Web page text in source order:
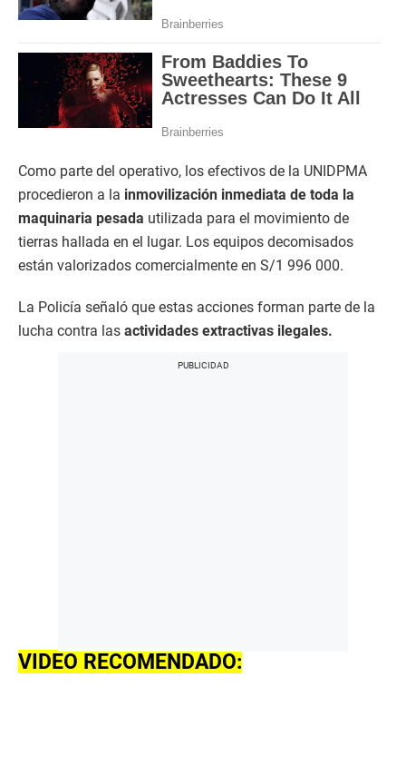
Como parte del operativo, los efectivos de la UNIDPMA
procedieron a la inmovilización inmediata de toda la
maquinaria pesada utilizada para el movimiento de
tierras hallada en el lugar. Los equipos decomisados
están valorizados comercialmente en S/1 996 000.
La Policía señaló que estas acciones forman parte de la
lucha contra las actividades extractivas ilegales.
VIDEO RECOMENDADO: